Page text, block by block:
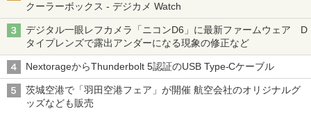
クーラーボックス - デジカメ Watch
デジタル一眼レフカメラ「ニコンD6」に最新ファームウェア D
タイプレンズで露出アンダーになる現象の修正など
NextorageからThunderbolt 5認証のUSB Type-Cケーブル
茨城空港で「羽田空港フェア」が開催 航空会社のオリジナルグ
ッズなども販売